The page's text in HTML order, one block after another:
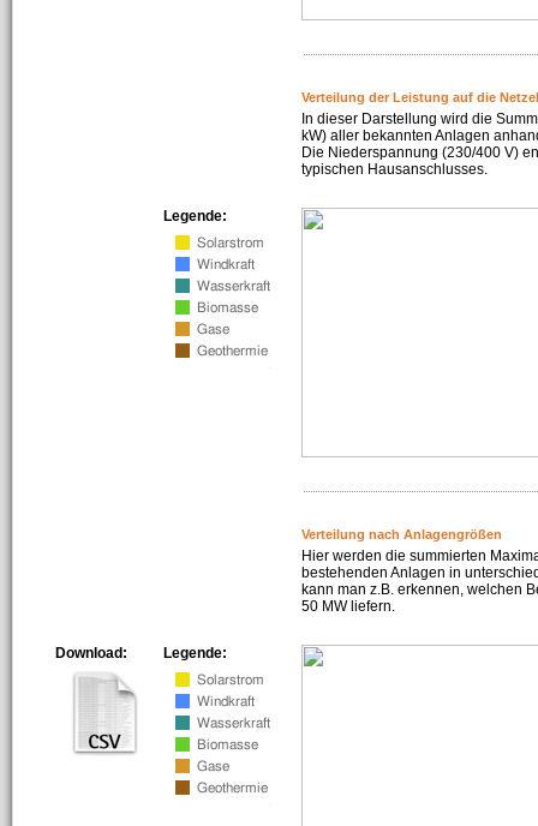
Verteilung der Leistung auf die
In dieser Darstellung wird die
kW) aller bekannten Anlagen
Die Niederspannung (230/400 V)
typischen Hausanschlusses.
Legende:
Verteilung nach Anlagengrößen
Hier werden die summierten
bestehenden Anlagen in
kann man z.B. erkennen, welchen
50 MW liefern.
Legende:
Download: